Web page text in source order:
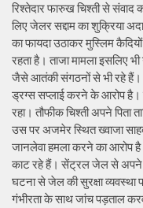
रिश्तेदार फारुख चिश्ती से
लिए जेलर सद्दाम का शुक्रिया
का फायदा उठाकर मुस्लिम
रहता है। ताजा मामला इसलिए
जैसे आतंकी संगठनों से भी रहे हैं।
ड्रग्स सप्लाई करने के आरोप है।
रहा। तौफीक चिश्ती अपने
उस पर अजमेर स्थित ख्वाजा
जानलेवा हमला करने का आरोप
काट रहे हैं। सेंट्रल जेल से अपने
घटना से जेल की सुरक्षा
गंभीरता के साथ जांच पड़ताल